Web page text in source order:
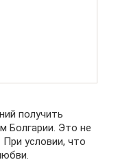
получить
Болгарии. Это не
При условии, что